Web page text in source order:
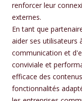
renforcer leur
externes.
En tant que
aider ses utilisateurs
communication et
conviviale et
efficace des
fonctionnalités